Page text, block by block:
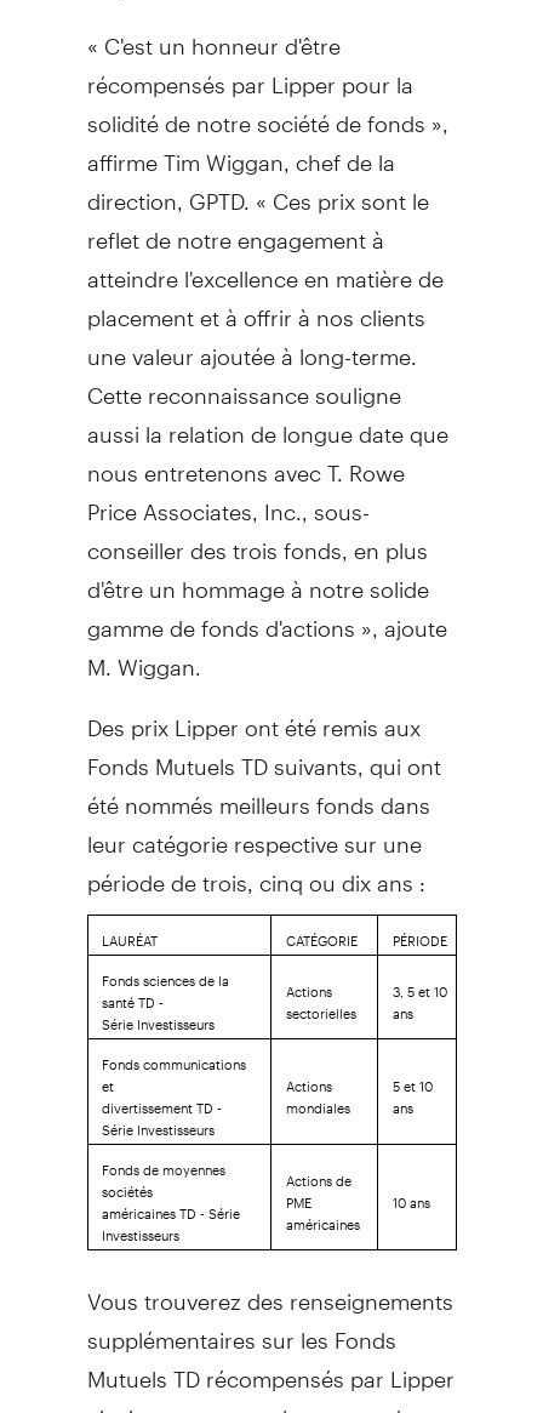
« C'est un honneur d'être
récompensés par Lipper pour la
solidité de notre société de fonds »,
affirme Tim Wiggan, chef de la
direction, GPTD. « Ces prix sont le
reflet de notre engagement à
atteindre l'excellence en matière de
placement et à offrir à nos clients
une valeur ajoutée à long-terme.
Cette reconnaissance souligne
aussi la relation de longue date que
nous entretenons avec T. Rowe
Price Associates, Inc., sous-
conseiller des trois fonds, en plus
d'être un hommage à notre solide
gamme de fonds d'actions », ajoute
M. Wiggan.
Des prix Lipper ont été remis aux
Fonds Mutuels TD suivants, qui ont
été nommés meilleurs fonds dans
leur catégorie respective sur une
période de trois, cinq ou dix ans :
LAURÉAT CATÉGORIE
PÉRIODE
Fonds sciences de la
santé TD -
Série Investisseurs
Actions
sectorielles
3, 5 et 10
ans
Fonds communications
et
divertissement TD -
Série Investisseurs
Actions
mondiales
5 et 10
ans
Fonds de moyennes
sociétés
américaines TD - Série
Investisseurs
Actions de
PME
américaines
10 ans
Vous trouverez des renseignements
supplémentaires sur les Fonds
Mutuels TD récompensés par Lipper